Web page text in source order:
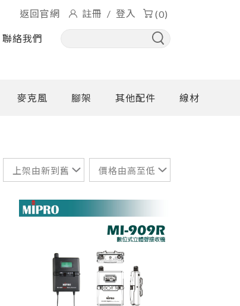
聯絡我們
返回官網 註冊 / 登入 (0)
麥克風 腳架 其他配件 線材